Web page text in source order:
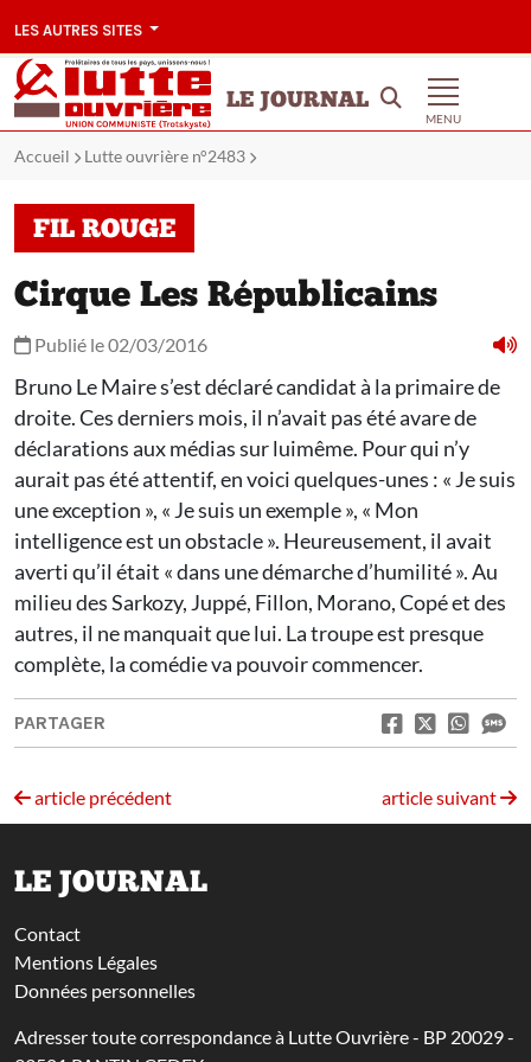
LES AUTRES SITES
LE JOURNAL
MENU
Accueil Lutte ouvrière n°2483
FIL ROUGE
Cirque Les Républicains
Publié le 02/03/2016
Bruno Le Maire s’est déclaré candidat à la primaire de
droite. Ces derniers mois, il n’avait pas été avare de
déclarations aux médias sur luimême. Pour qui n’y
aurait pas été attentif, en voici quelques-unes : « Je suis
une exception », « Je suis un exemple », « Mon
intelligence est un obstacle ». Heureusement, il avait
averti qu’il était « dans une démarche d’humilité ». Au
milieu des Sarkozy, Juppé, Fillon, Morano, Copé et des
autres, il ne manquait que lui. La troupe est presque
complète, la comédie va pouvoir commencer.
PARTAGER
article précédent article suivant
LE JOURNAL
Contact
Mentions Légales
Données personnelles
Adresser toute correspondance à Lutte Ouvrière - BP 20029 -